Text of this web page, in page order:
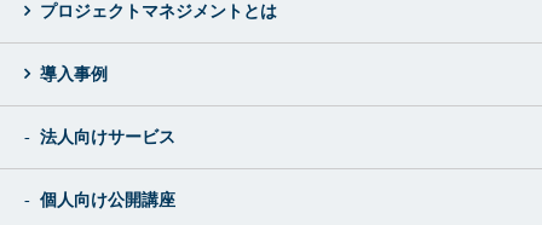
プロジェクトマネジメントとは
導入事例
法人向けサービス
個人向け公開講座